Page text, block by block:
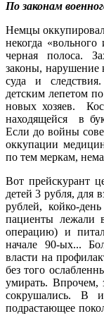
По законам
Немцы
некогда
черная полоса.
законы, нарушение
суда и
детским лепетом
новых хозяев.
находящейся в
Если до войны
оккупации
по тем меркам,
Вот прейскурант
детей 3 рубля, для
рублей, койко-
пациенты лежали
операцию) и
начале 90-ых...
власти на
без того
умирать. Впрочем,
сокрушались. В
подрастающее